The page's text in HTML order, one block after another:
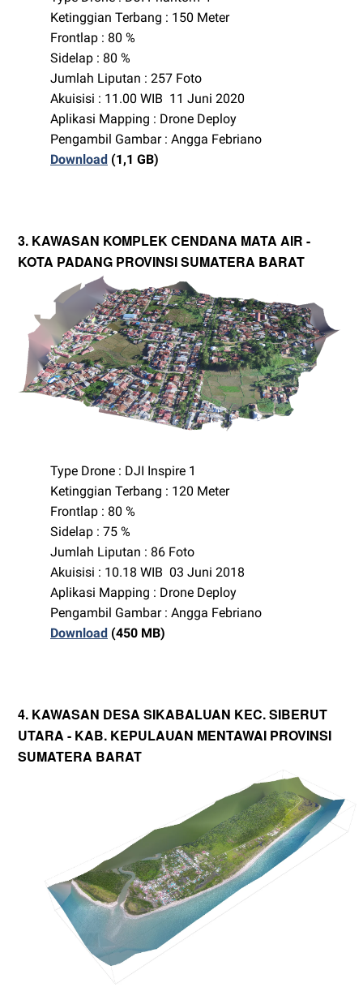
Ketinggian Terbang : 150 Meter
Frontlap : 80 %
Sidelap : 80 %
Jumlah Liputan : 257 Foto
Akuisisi : 11.00 WIB 11 Juni 2020
Aplikasi Mapping : Drone Deploy
Pengambil Gambar : Angga Febriano
Download (1,1 GB)
3. KAWASAN KOMPLEK CENDANA MATA AIR -
KOTA PADANG PROVINSI SUMATERA BARAT
Type Drone : DJI Inspire 1
Ketinggian Terbang : 120 Meter
Frontlap : 80 %
Sidelap : 75 %
Jumlah Liputan : 86 Foto
Akuisisi : 10.18 WIB 03 Juni 2018
Aplikasi Mapping : Drone Deploy
Pengambil Gambar : Angga Febriano
Download (450 MB)
4. KAWASAN DESA SIKABALUAN KEC. SIBERUT
UTARA - KAB. KEPULAUAN MENTAWAI PROVINSI
SUMATERA BARAT